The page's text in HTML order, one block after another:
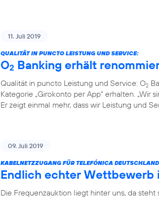
11. Juli 2019
QUALITÄT IN PUNCTO LEISTUNG UND SERVICE:
O2 Banking erhält
Qualität in puncto Leistung und Service: O2
Kategorie „Girokonto per App“ erhalten. „Wir
Er zeigt einmal mehr, dass wir Leistung und
09. Juli 2019
KABELNETZZUGANG FÜR TELEFÓNICA
Endlich echter Wettbewerb
Die Frequenzauktion liegt hinter uns, da